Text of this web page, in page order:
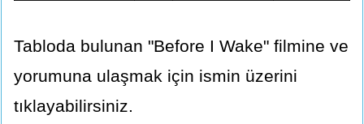
Tabloda bulunan "Before I Wake" filmine ve
yorumuna ulaşmak için ismin üzerini
tıklayabilirsiniz.